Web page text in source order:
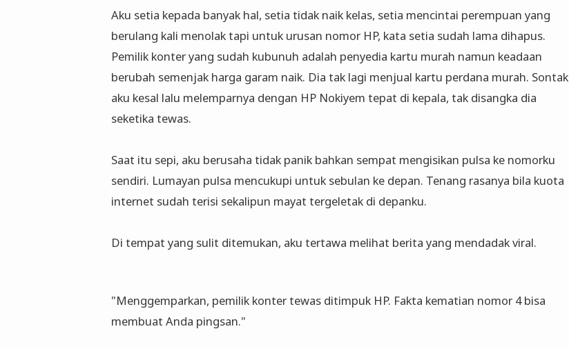
Aku setia kepada banyak hal, setia tidak naik kelas, setia mencintai perempuan yang
berulang kali menolak tapi untuk urusan nomor HP, kata setia sudah lama dihapus.
Pemilik konter yang sudah kubunuh adalah penyedia kartu murah namun keadaan
berubah semenjak harga garam naik. Dia tak lagi menjual kartu perdana murah. Sontak
aku kesal lalu melemparnya dengan HP Nokiyem tepat di kepala, tak disangka dia
seketika tewas.
Saat itu sepi, aku berusaha tidak panik bahkan sempat mengisikan pulsa ke nomorku
sendiri. Lumayan pulsa mencukupi untuk sebulan ke depan. Tenang rasanya bila kuota
internet sudah terisi sekalipun mayat tergeletak di depanku.
Di tempat yang sulit ditemukan, aku tertawa melihat berita yang mendadak viral.
"Menggemparkan, pemilik konter tewas ditimpuk HP. Fakta kematian nomor 4 bisa
membuat Anda pingsan."